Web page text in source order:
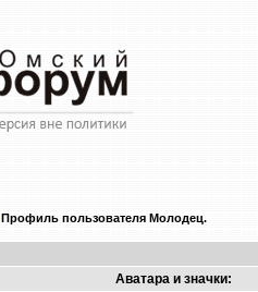
Профиль пользователя Молодец.
Аватара и значки: